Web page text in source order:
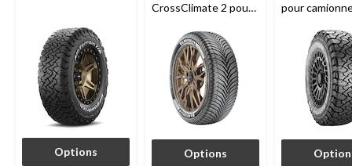
Options
CrossClimate 2 pour
et multisegments
Options
pour